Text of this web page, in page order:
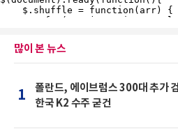
많이 본 뉴스
1
폴란드, 에이브럼스 300대 추가
한국 K2 수주 굳건